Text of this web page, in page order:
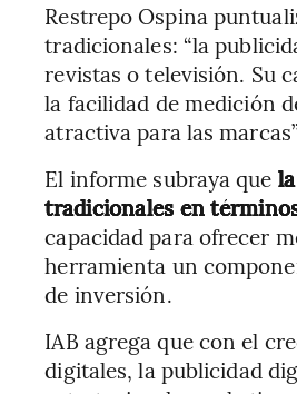
Restrepo Ospina
tradicionales: “la
revistas o televisión. Su
la facilidad de medición
atractiva para las
El informe subraya que
tradicionales en
capacidad para ofrecer
herramienta un
de inversión.
IAB agrega que con el
digitales, la publicidad